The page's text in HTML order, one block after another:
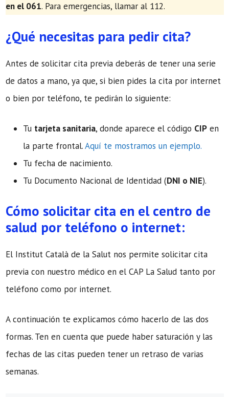
en el 061. Para emergencias, llamar al 112.
¿Qué necesitas para pedir cita?
Antes de solicitar cita previa deberás de tener una serie
de datos a mano, ya que, si bien pides la cita por internet
o bien por teléfono, te pedirán lo siguiente:
Tu tarjeta sanitaria, donde aparece el código CIP en
la parte frontal.Aquí te mostramos un ejemplo.
Tu fecha de nacimiento.
Tu Documento Nacional de Identidad (DNI o NIE).
Cómo solicitar cita en el centro de
salud por teléfono o internet:
El Institut Català de la Salut nos permite solicitar cita
previa con nuestro médico en el CAP La Salud tanto por
teléfono como por internet.
A continuación te explicamos cómo hacerlo de las dos
formas. Ten en cuenta que puede haber saturación y las
fechas de las citas pueden tener un retraso de varias
semanas.